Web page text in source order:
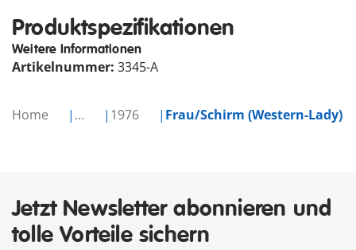
Home ... 1976 Frau/Schirm (Western-Lady)
Produktspezifikationen
Weitere Informationen
Artikelnummer: 3345-A
Jetzt Newsletter abonnieren und
tolle Vorteile sichern